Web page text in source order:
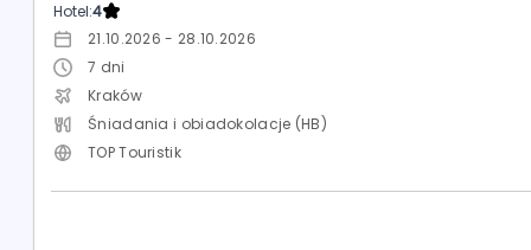
Hotel:4
21.10.2026 - 28.10.2026
7 dni
Kraków
Śniadania i obiadokolacje (HB)
TOP Touristik